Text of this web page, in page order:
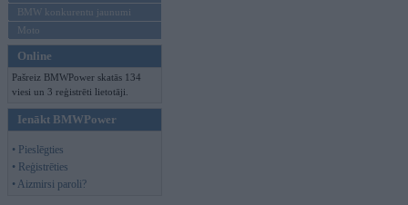
BMW konkurentu jaunumi
Moto
Online
Pašreiz BMWPower skatās 134
viesi un 3 reģistrēti lietotāji.
Ienākt BMWPower
• Pieslēgties
• Reģistrēties
• Aizmirsi paroli?